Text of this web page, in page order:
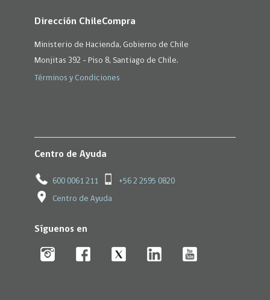
Dirección ChileCompra
Ministerio de Hacienda, Gobierno de Chile
Monjitas 392 - Piso 8, Santiago de Chile.
Términos y Condiciones
Centro de Ayuda
600 0061 211 +56 2 2595 0820
Centro de Ayuda
Síguenos en